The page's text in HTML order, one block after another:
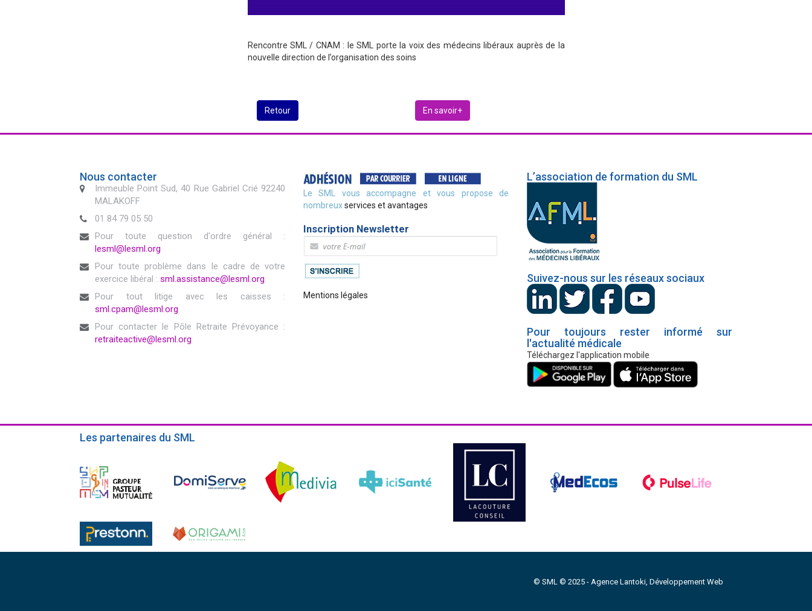
Rencontre SML / CNAM : le SML porte la voix des médecins libéraux auprès de la
nouvelle direction de l’organisation des soins
Retour En savoir+
Nous contacter
Immeuble Point Sud, 40 Rue Gabriel Crié 92240
MALAKOFF
01 84 79 05 50
Pour toute question d'ordre général :
lesml@lesml.org
Pour toute problème dans le cadre de votre
exercice libéral : sml.assistance@lesml.org
Pour tout litige avec les caisses :
sml.cpam@lesml.org
Pour contacter le Pôle Retraite Prévoyance :
retraiteactive@lesml.org
Le SML vous accompagne et vous propose de
nombreuxservices et avantages
Inscription Newsletter
Mentions légales
L’association de formation du SML
Suivez-nous sur les réseaux sociaux
Pour toujours rester informé sur
l'actualité médicale
Téléchargez l'application mobile
Les partenaires du SML
© SML © 2025 - Agence Lantoki, Développement Web